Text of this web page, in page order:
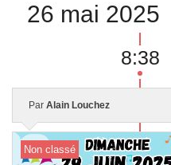
Presse
Liens utiles
Contact
26 mai 2025
8:38
Par Alain Louchez
Non classé